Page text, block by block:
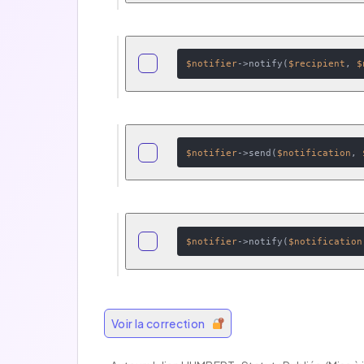
$notifier->notify( $recipient ,
$notifier->send( $notification ,
$notifier->notify( $notification
Voir la correction